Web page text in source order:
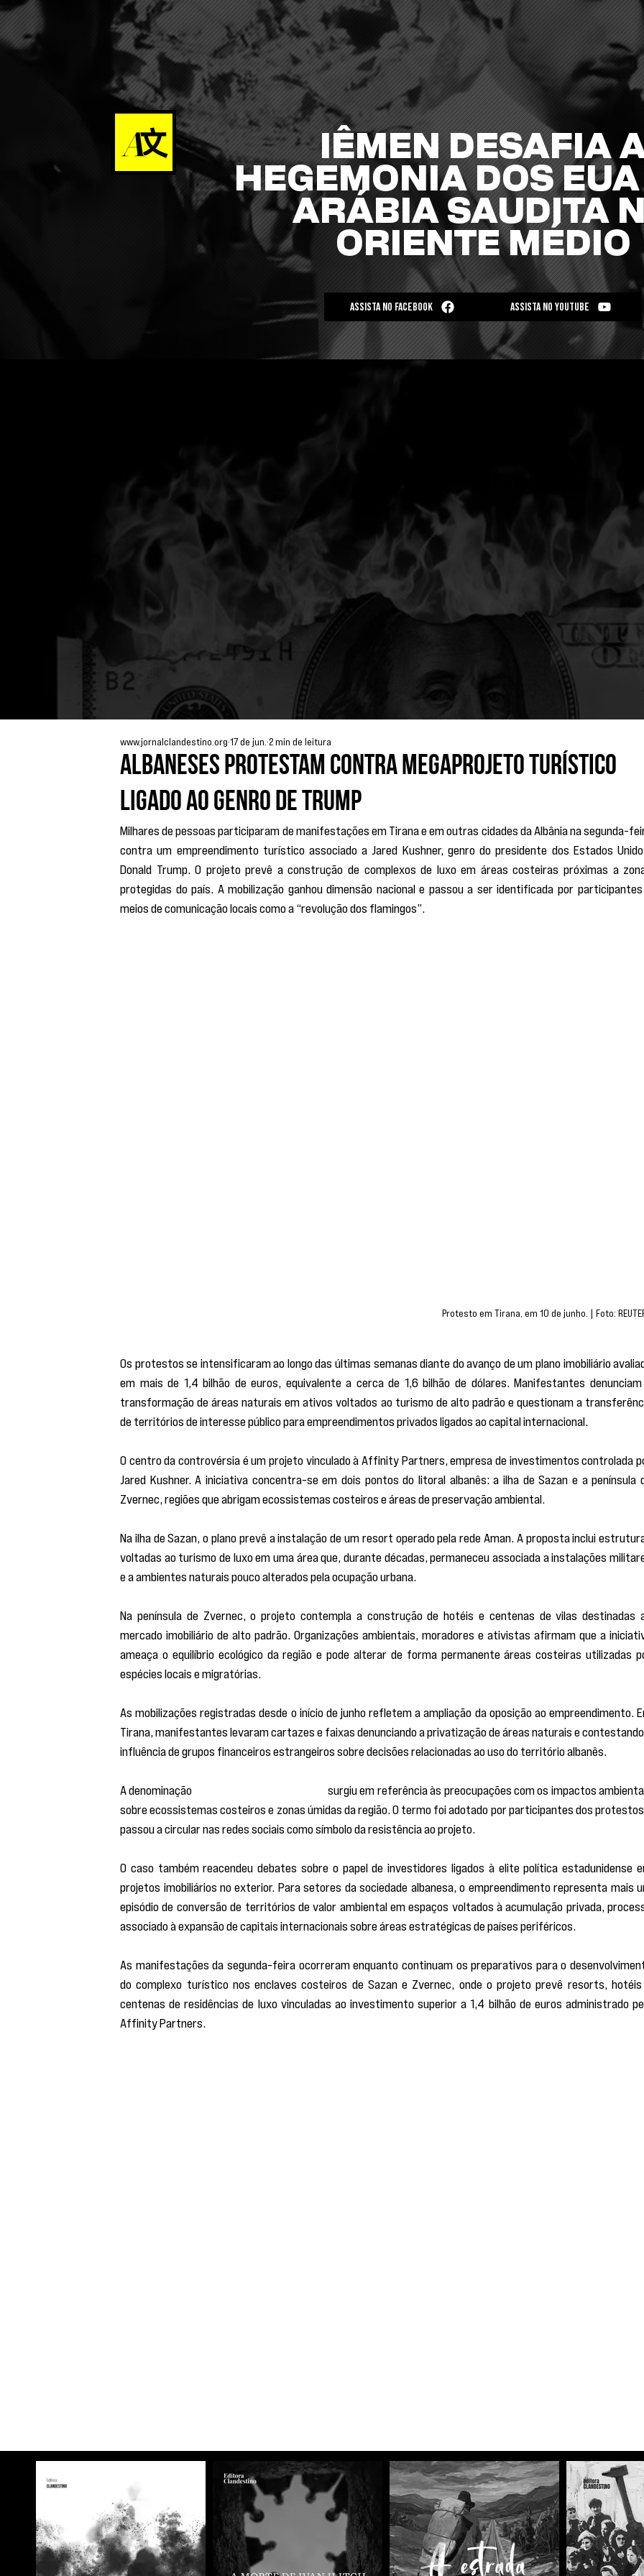
IÊMEN DESAFIA
HEGEMONIA DOS
ARÁBIA SAUDITA
ORIENTE MÉDIO
ASSISTA NO YOUTUBE
ASSISTA NO FACEBOOK
Albaneses protestam contra megaprojeto turístico
ligado ao genro de Trump
www.jornalclandestino.org17 de jun.2 min de leitura
Milhares de pessoas participaram de manifestações em Tirana e em outras cidades da Albânia na segunda-
contra um empreendimento turístico associado a Jared Kushner, genro do presidente dos Estados
Donald Trump. O projeto prevê a construção de complexos de luxo em áreas costeiras próximas a
protegidas do país. A mobilização ganhou dimensão nacional e passou a ser identificada por
meios de comunicação locais como a “revolução dos flamingos”.
Protesto em Tirana, em 10 de junho. | Foto:
Os protestos se intensificaram ao longo das últimas semanas diante do avanço de um plano imobiliário
em mais de 1,4 bilhão de euros, equivalente a cerca de 1,6 bilhão de dólares. Manifestantes
transformação de áreas naturais em ativos voltados ao turismo de alto padrão e questionam a
de territórios de interesse público para empreendimentos privados ligados ao capital internacional.
O centro da controvérsia é um projeto vinculado à Affinity Partners, empresa de investimentos controlada
Jared Kushner. A iniciativa concentra-se em dois pontos do litoral albanês: a ilha de Sazan e a península
Zvernec, regiões que abrigam ecossistemas costeiros e áreas de preservação ambiental.
Na ilha de Sazan, o plano prevê a instalação de um resort operado pela rede Aman. A proposta inclui
voltadas ao turismo de luxo em uma área que, durante décadas, permaneceu associada a instalações
e a ambientes naturais pouco alterados pela ocupação urbana.
Na península de Zvernec, o projeto contempla a construção de hotéis e centenas de vilas destinadas
mercado imobiliário de alto padrão. Organizações ambientais, moradores e ativistas afirmam que a
ameaça o equilíbrio ecológico da região e pode alterar de forma permanente áreas costeiras utilizadas
espécies locais e migratórias.
As mobilizações registradas desde o início de junho refletem a ampliação da oposição ao empreendimento.
Tirana, manifestantes levaram cartazes e faixas denunciando a privatização de áreas naturais e
influência de grupos financeiros estrangeiros sobre decisões relacionadas ao uso do território albanês.
A denominação “revolução dos flamingos” surgiu em referência às preocupações com os impactos
sobre ecossistemas costeiros e zonas úmidas da região. O termo foi adotado por participantes dos
passou a circular nas redes sociais como símbolo da resistência ao projeto.
O caso também reacendeu debates sobre o papel de investidores ligados à elite política estadunidense
projetos imobiliários no exterior. Para setores da sociedade albanesa, o empreendimento representa mais
episódio de conversão de territórios de valor ambiental em espaços voltados à acumulação privada,
associado à expansão de capitais internacionais sobre áreas estratégicas de países periféricos.
As manifestações da segunda-feira ocorreram enquanto continuam os preparativos para o
do complexo turístico nos enclaves costeiros de Sazan e Zvernec, onde o projeto prevê resorts,
centenas de residências de luxo vinculadas ao investimento superior a 1,4 bilhão de euros administrado
Affinity Partners.